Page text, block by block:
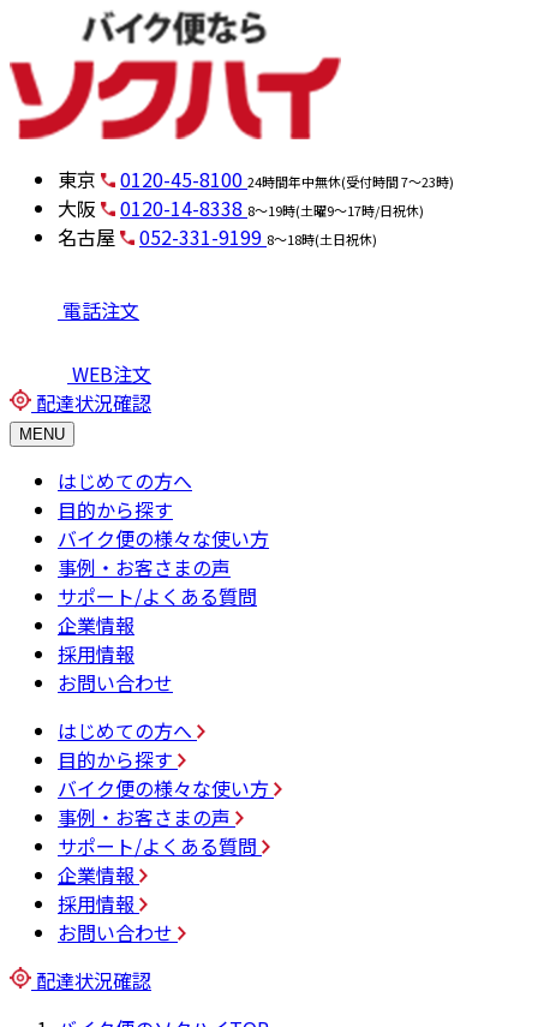
東京 0120-45-8100 24時間年中無休(受付時間 7～23時)
大阪 0120-14-8338 8～19時(土曜9～17時/日祝休)
名古屋 052-331-9199 8～18時(土日祝休)
電話注文
WEB注文
配達状況確認
MENU
はじめての方へ
目的から探す
バイク便の様々な使い方
事例・お客さまの声
サポート/よくある質問
企業情報
採用情報
お問い合わせ
はじめての方へ
目的から探す
バイク便の様々な使い方
事例・お客さまの声
サポート/よくある質問
企業情報
採用情報
お問い合わせ
配達状況確認